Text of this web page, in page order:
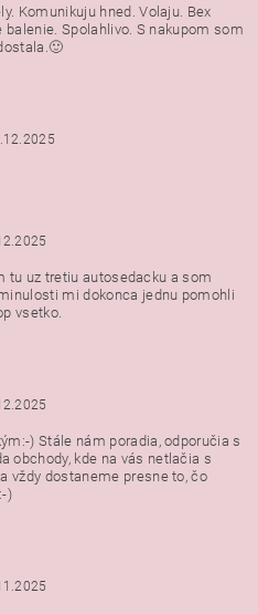
Komunikuju hned. Volaju. Bex
balenie. Spolahlivo. S nakupom som
tu uz tretiu autosedacku a som
mi dokonca jednu pomohli
vsetko.
) Stále nám poradia, odporučia s
obchody, kde na vás netlačia s
vždy dostaneme presne to, čo
)